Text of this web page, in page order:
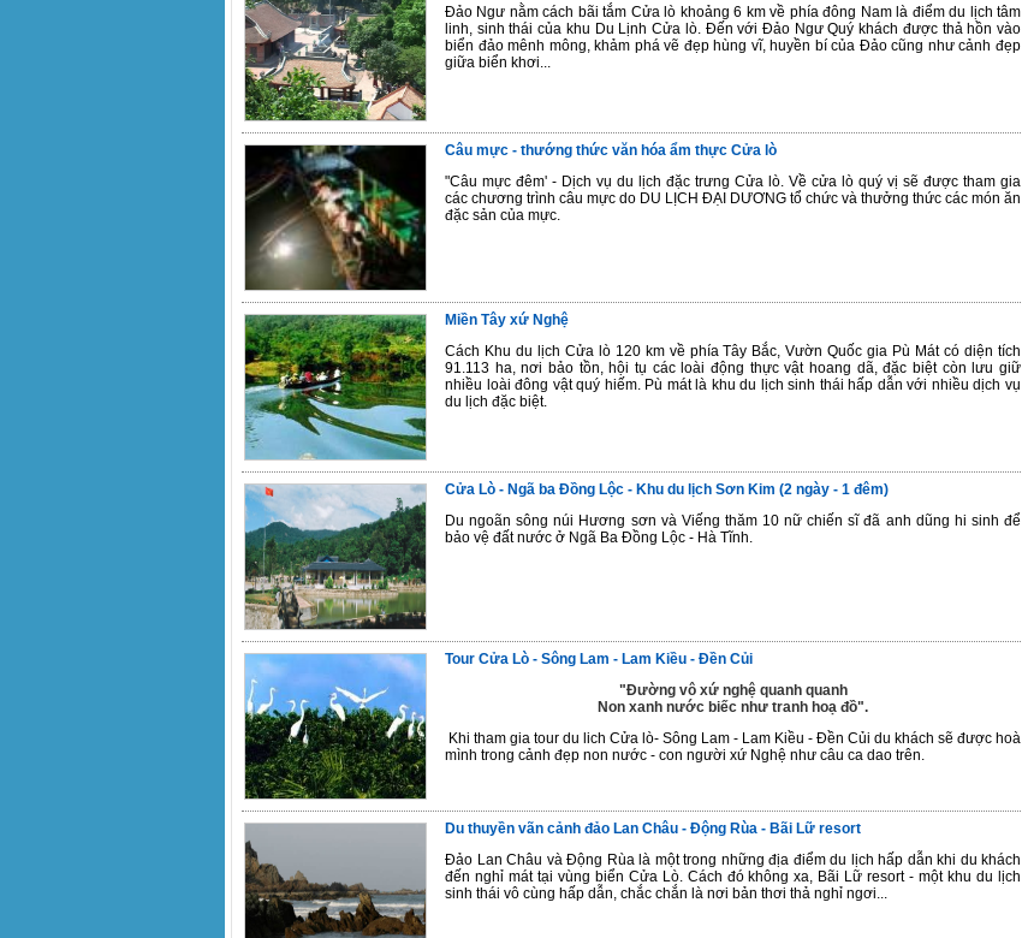
Đảo Ngư nằm cách bãi tắm Cửa lò khoảng 6 km về phía đông Nam là điểm du lịch tâm
linh, sinh thái của khu Du Lịnh Cửa lò. Đến với Đảo Ngư Quý khách được thả hồn vào
biển đảo mênh mông, khảm phá vẽ đẹp hùng vĩ, huyền bí của Đảo cũng như cảnh đẹp
giữa biển khơi...
Câu mực - thướng thức văn hóa ẩm thực Cửa lò
"Câu mực đêm' - Dịch vụ du lịch đặc trưng Cửa lò. Về cửa lò quý vị sẽ được tham gia
các chương trình câu mực do DU LỊCH ĐẠI DƯƠNG tổ chức và thưởng thức các món ăn
đặc sản của mực.
Miền Tây xứ Nghệ
Cách Khu du lịch Cửa lò 120 km về phía Tây Bắc, Vườn Quốc gia Pù Mát có diện tích
91.113 ha, nơi bảo tồn, hội tụ các loài động thực vật hoang dã, đặc biệt còn lưu giữ
nhiều loài đông vật quý hiếm. Pù mát là khu du lịch sinh thái hấp dẫn với nhiều dịch vụ
du lịch đặc biệt.
Cửa Lò - Ngã ba Đồng Lộc - Khu du lịch Sơn Kim (2 ngày - 1 đêm)
Du ngoãn sông núi Hương sơn và Viếng thăm 10 nữ chiến sĩ đã anh dũng hi sinh để
bảo vệ đất nước ở Ngã Ba Đồng Lộc - Hà Tĩnh.
Tour Cửa Lò - Sông Lam - Lam Kiều - Đền Củi
"Đường vô xứ nghệ quanh quanh
Non xanh nước biếc như tranh hoạ đồ".
Khi tham gia tour du lich Cửa lò- Sông Lam - Lam Kiều - Đền Củi du khách sẽ được hoà
mình trong cảnh đẹp non nước - con người xứ Nghệ như câu ca dao trên.
Du thuyền vãn cảnh đảo Lan Châu - Động Rùa - Bãi Lữ resort
Đảo Lan Châu và Động Rùa là một trong những địa điểm du lịch hấp dẫn khi du khách
đến nghỉ mát tại vùng biển Cửa Lò. Cách đó không xa, Bãi Lữ resort - một khu du lịch
sinh thái vô cùng hấp dẫn, chắc chắn là nơi bản thơi thả nghỉ ngơi...